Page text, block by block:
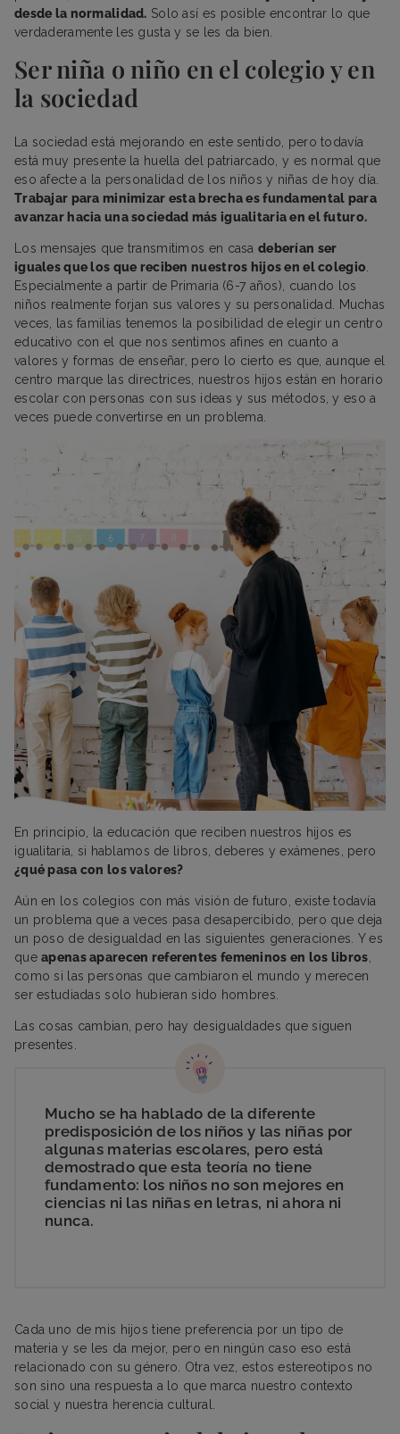
desde la normalidad. Solo así es posible encontrar lo que
verdaderamente les gusta y se les da bien.
Ser niña o niño en el colegio y en
la sociedad
La sociedad está mejorando en este sentido, pero todavía
está muy presente la huella del patriarcado, y es normal que
eso afecte a la personalidad de los niños y niñas de hoy día.
Trabajar para minimizar esta brecha es fundamental para
avanzar hacia una sociedad más igualitaria en el futuro.
Los mensajes que transmitimos en casa deberían ser
iguales que los que reciben nuestros hijos en el colegio
Especialmente a partir de Primaria (6-7 años), cuando los
niños realmente forjan sus valores y su personalidad. Muchas
veces, las familias tenemos la posibilidad de elegir un centro
educativo con el que nos sentimos afines en cuanto a
valores y formas de enseñar, pero lo cierto es que, aunque el
centro marque las directrices, nuestros hijos están en horario
escolar con personas con sus ideas y sus métodos, y eso a
veces puede convertirse en un problema.
En principio, la educación que reciben nuestros hijos es
igualitaria, si hablamos de libros, deberes y exámenes, pero
¿qué pasa con los valores?
Aún en los colegios con más visión de futuro, existe todavía
un problema que a veces pasa desapercibido, pero que deja
un poso de desigualdad en las siguientes generaciones. Y es
queapenas aparecen referentes femeninos en los libros
como si las personas que cambiaron el mundo y merecen
ser estudiadas solo hubieran sido hombres.
Las cosas cambian, pero hay desigualdades que siguen
presentes.
Mucho se ha hablado de la diferente
predisposición de los niños y las niñas por
algunas materias escolares, pero está
demostrado que esta teoría no tiene
fundamento: los niños no son mejores en
ciencias ni las niñas en letras, ni ahora ni
nunca.
Cada uno de mis hijos tiene preferencia por un tipo de
materia y se les da mejor, pero en ningún caso eso está
relacionado con su género. Otra vez, estos estereotipos no
son sino una respuesta a lo que marca nuestro contexto
social y nuestra herencia cultural.